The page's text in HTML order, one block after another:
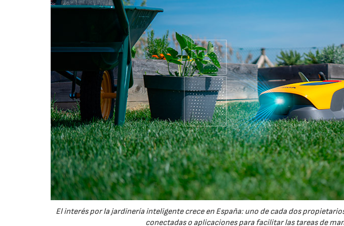
El interés por la jardinería inteligente crece en España: uno de cada dos
conectadas o aplicaciones para facilitar las tareas de